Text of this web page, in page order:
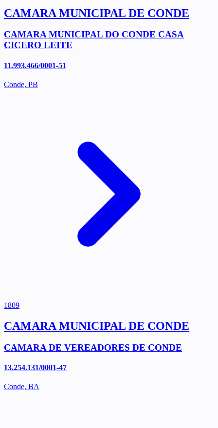
CAMARA MUNICIPAL DE CONDE
CAMARA MUNICIPAL DO CONDE CASA
CICERO LEITE
11.993.466/0001-51
Conde, PB
1809
CAMARA MUNICIPAL DE CONDE
CAMARA DE VEREADORES DE CONDE
13.254.131/0001-47
Conde, BA